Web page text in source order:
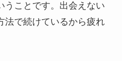
うことです。出会えない
法で続けているから疲れ